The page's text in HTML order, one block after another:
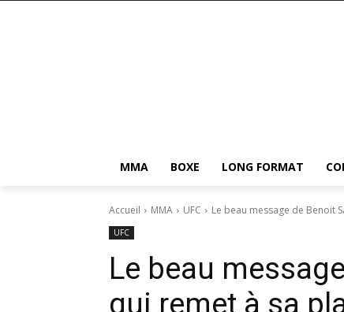
MMA BOXE LONG FORMAT
Accueil MMA UFC Le beau message de Benoit
UFC
Le beau
qui remet à sa